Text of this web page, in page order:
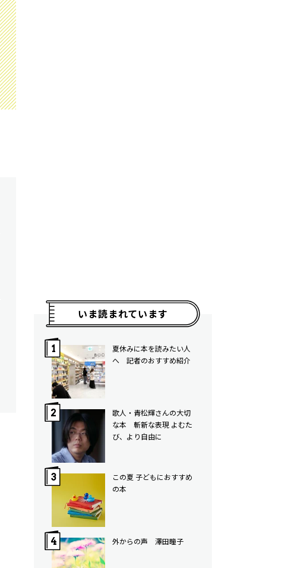
いま読まれています
夏休みに本を読みたい人
へ 記者のおすすめ紹介
歌人・青松輝さんの大切
な本 斬新な表現 よむた
び、より自由に
この夏 子どもにおすすめ
の本
外からの声 澤田瞳子